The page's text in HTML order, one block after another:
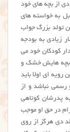
از بچه های خود
به خواسته های
تولد بزرگ جواب
زیادی به بودجه
کودکان خود می
بچه هایش خشک و
ای اولا باید
رسمی نباشد و از
پدرشان کوتاهی
در حق او موجب
دی هرگز از روی